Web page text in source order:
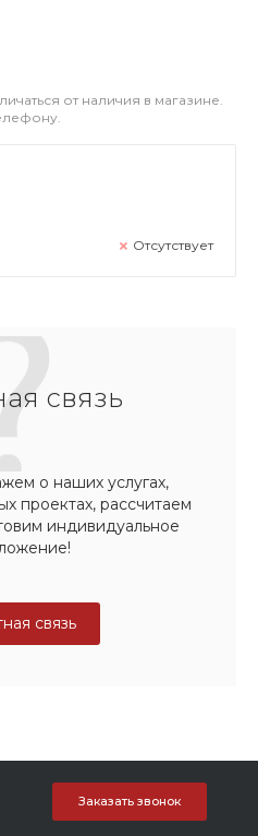
от наличия в магазине.
Отсутствует
связь
о наших услугах,
проектах, рассчитаем
индивидуальное
связь
Заказать звонок